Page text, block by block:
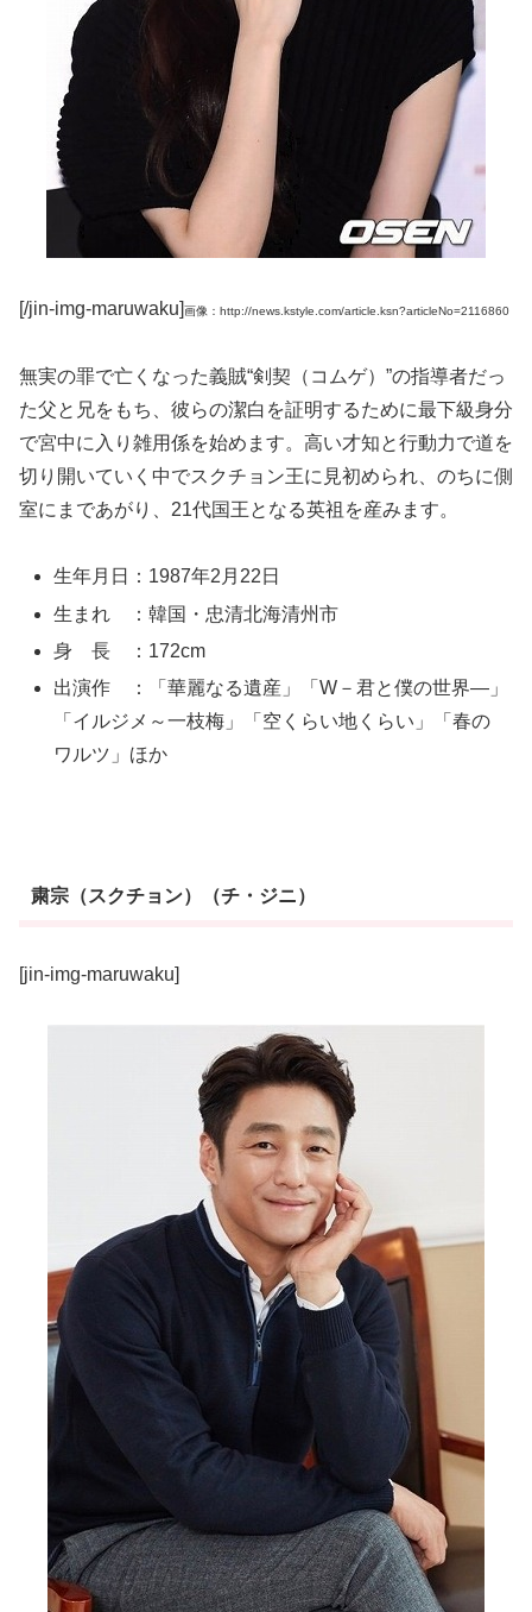
[/jin-img-maruwaku]画像：http://news.kstyle.com/article.ksn?articleNo=2116860
無実の罪で亡くなった義賊“剣契（コムゲ）”の指導者だっ
た父と兄をもち、彼らの潔白を証明するために最下級身分
で宮中に入り雑用係を始めます。高い才知と行動力で道を
切り開いていく中でスクチョン王に見初められ、のちに側
室にまであがり、21代国王となる英祖を産みます。
生年月日：1987年2月22日
生まれ ：韓国・忠清北海清州市
身 長 ：172cm
出演作 ：「華麗なる遺産」「W－君と僕の世界―」
「イルジメ～一枝梅」「空くらい地くらい」「春の
ワルツ」ほか
粛宗（スクチョン）（チ・ジニ）
[jin-img-maruwaku]